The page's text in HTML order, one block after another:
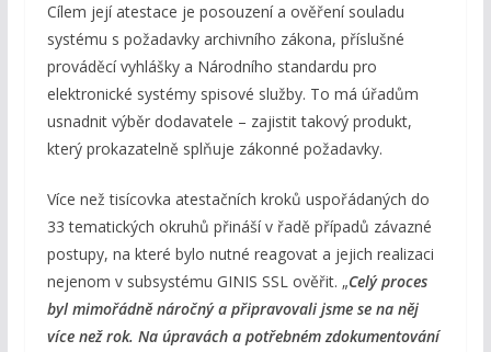
Cílem její atestace je posouzení a ověření souladu
systému s požadavky archivního zákona, příslušné
prováděcí vyhlášky a Národního standardu pro
elektronické systémy spisové služby. To má úřadům
usnadnit výběr dodavatele – zajistit takový produkt,
který prokazatelně splňuje zákonné požadavky.
Více než tisícovka atestačních kroků uspořádaných do
33 tematických okruhů přináší v řadě případů závazné
postupy, na které bylo nutné reagovat a jejich realizaci
nejenom v subsystému GINIS SSL ověřit. „Celý proces
byl mimořádně náročný a připravovali jsme se na něj
více než rok. Na úpravách a potřebném zdokumentování